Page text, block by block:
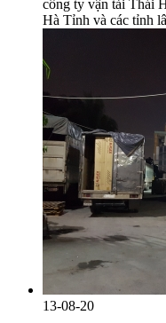
công ty vận tải Thái
Hà Tỉnh và các tỉnh
13-08-20